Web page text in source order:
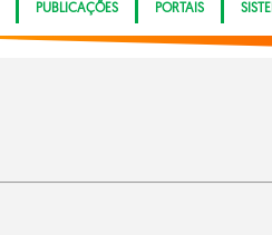
PUBLICAÇÕES PORTAIS